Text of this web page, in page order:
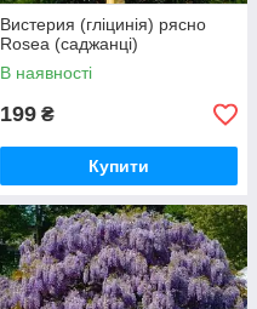
Вистерия (гліцинія) рясно
Rosea (саджанці)
В наявності
199 ₴
Купити